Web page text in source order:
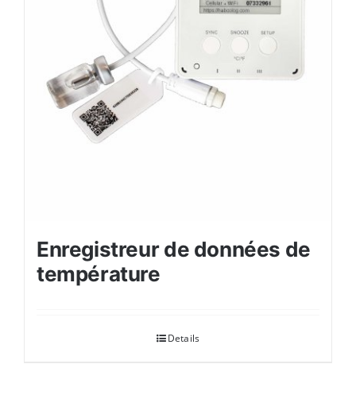
Enregistreur de données de
température
Details